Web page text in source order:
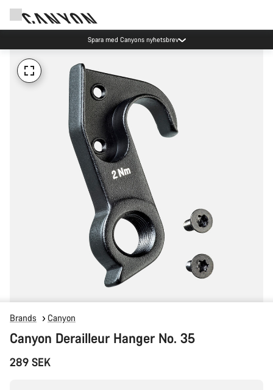
Spara med Canyons nyhetsbrev
Brands Canyon
Canyon Derailleur Hanger No. 35
289 SEK